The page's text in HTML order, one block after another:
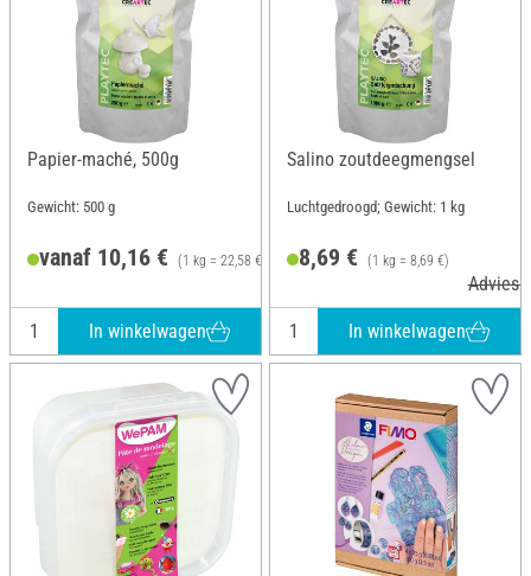
Papier-maché, 500g
Gewicht: 500 g
vanaf 10,16 € (1 kg = 22,58 €)
In winkelwagen
Salino zoutdeegmengsel
Luchtgedroogd; Gewicht: 1 kg
8,69 € (1 kg = 8,69 €)
In winkelwagen